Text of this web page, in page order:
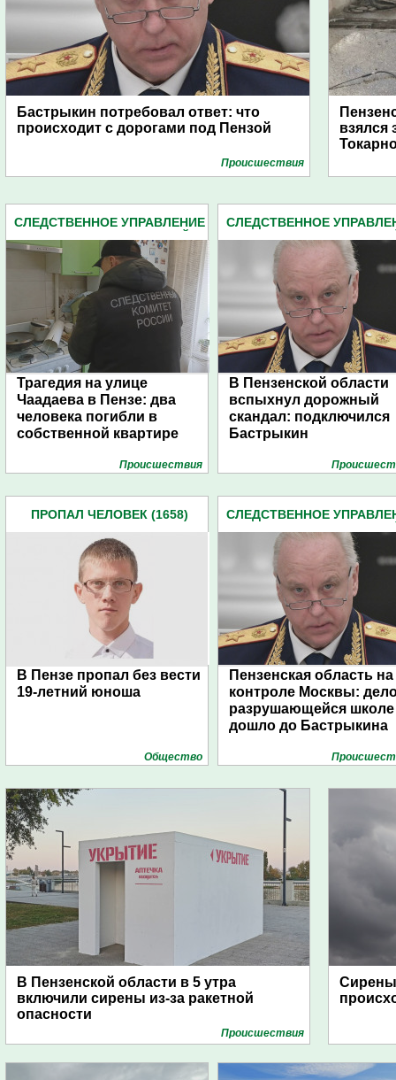
Бастрыкин потребовал ответ: что
происходит с дорогами под Пензой
Проиcшествия
взялся
СЛЕДСТВЕННОЕ УПРАВЛЕНИЕ
ОБЛАСТИ (2162)
Трагедия на улице
Чаадаева в Пензе: два
человека погибли в
собственной квартире
Проиcшествия
СЛЕДСТВЕННОЕ
ОБЛАСТИ (2162)
В Пензенской области
вспыхнул дорожный
скандал: подключился
Бастрыкин
ПРОПАЛ ЧЕЛОВЕК (1658)
В Пензе пропал без вести
19-летний юноша
Общество
СЛЕДСТВЕННОЕ
ОБЛАСТИ (2162)
Пензенская область на
контроле Москвы:
разрушающейся школе
дошло до Бастрыкина
В Пензенской области в 5 утра
включили сирены из-за ракетной
опасности
Проиcшествия
Сирены